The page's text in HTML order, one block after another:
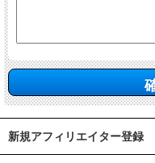
新規アフィリエイター登録